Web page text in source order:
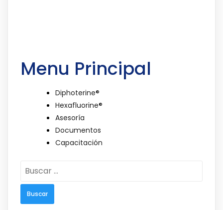
Menu Principal
Diphoterine®
Hexafluorine®
Asesoría
Documentos
Capacitación
Buscar: